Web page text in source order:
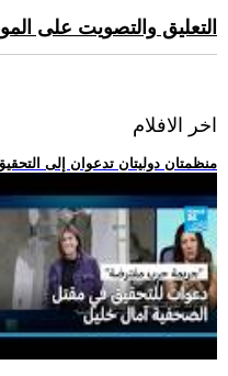
التعليق والتصويت على
اخر الافلام
.. منظمتان دوليتان تدعوان إلى